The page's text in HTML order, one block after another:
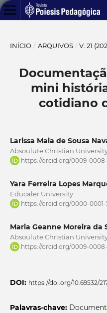
INÍCIO / ARQUIVOS / V. 21
mini
cotidiano
Larissa Maia de Sousa
Absoulute Christian
https://orcid.org/0009-
Yara Ferreira Lopes
Educaler University
https://orcid.org/0000-0001-
Maria Geanne Moreira da
Absoulute Christian
https://orcid.org/0009-0008-
DOI: https://doi.org/10.69532/
Palavras-chave: